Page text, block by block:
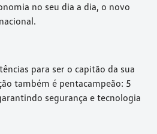
no seu dia a dia, o novo
para ser o capitão da sua
também é pentacampeão: 5
segurança e tecnologia